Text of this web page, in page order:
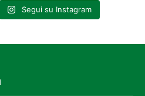
Segui su Instagram